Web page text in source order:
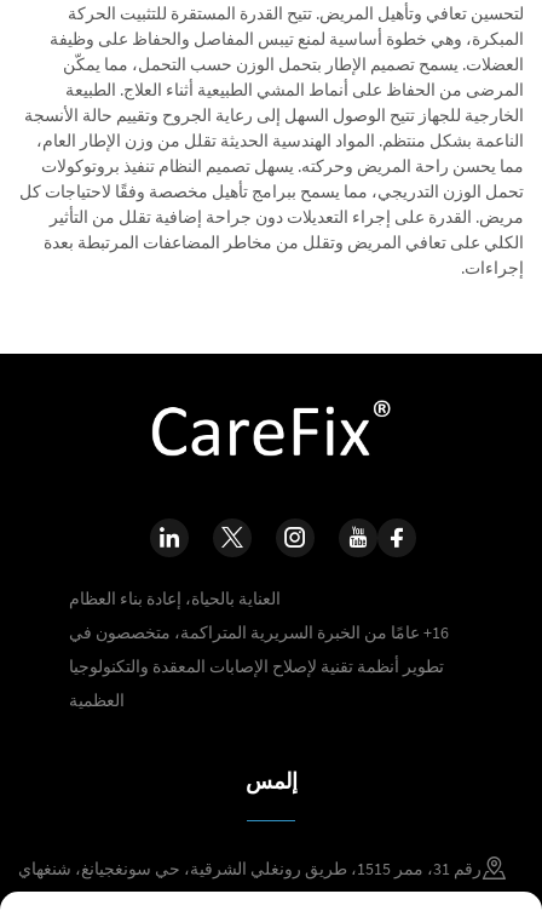
لتحسين تعافي وتأهيل المريض. تتيح القدرة المستقرة للتثبيت الحركة
المبكرة، وهي خطوة أساسية لمنع تيبس المفاصل والحفاظ على وظيفة
العضلات. يسمح تصميم الإطار بتحمل الوزن حسب التحمل، مما يمكّن
المرضى من الحفاظ على أنماط المشي الطبيعية أثناء العلاج. الطبيعة
الخارجية للجهاز تتيح الوصول السهل إلى رعاية الجروح وتقييم حالة الأنسجة
الناعمة بشكل منتظم. المواد الهندسية الحديثة تقلل من وزن الإطار العام،
مما يحسن راحة المريض وحركته. يسهل تصميم النظام تنفيذ بروتوكولات
تحمل الوزن التدريجي، مما يسمح ببرامج تأهيل مخصصة وفقًا لاحتياجات كل
مريض. القدرة على إجراء التعديلات دون جراحة إضافية تقلل من التأثير
الكلي على تعافي المريض وتقلل من مخاطر المضاعفات المرتبطة بعدة
إجراءات.
العناية بالحياة، إعادة بناء العظام
16+ عامًا من الخبرة السريرية المتراكمة، متخصصون في
تطوير أنظمة تقنية لإصلاح الإصابات المعقدة والتكنولوجيا
العظمية
إلمس
رقم 31، ممر 1515، طريق رونغلي الشرقية، حي سونغجيانغ، شنغهاي